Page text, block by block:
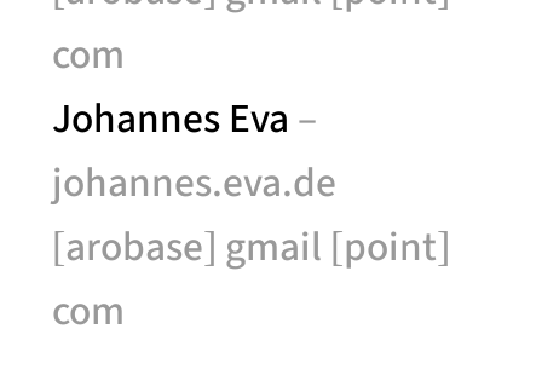
com
Johannes Eva –
johannes.eva.de
[arobase] gmail [point]
com